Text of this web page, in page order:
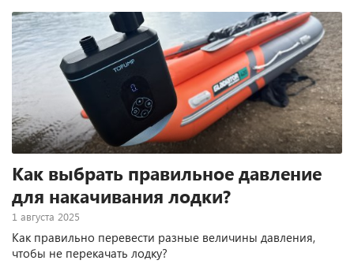
Как выбрать правильное давление
для накачивания лодки?
1 августа 2025
Как правильно перевести разные величины давления,
чтобы не перекачать лодку?